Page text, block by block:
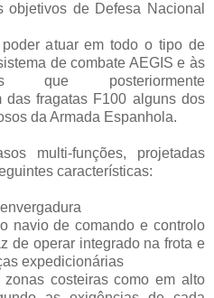
de Defesa Nacional
atuar em todo o tipo de
de combate AEGIS e às
que posteriormente
das fragatas F100 alguns dos
da Armada Espanhola.
multi-funções, projetadas
características:
navio de comando e controlo
de operar integrado na frota e
expedicionárias
costeiras como em alto